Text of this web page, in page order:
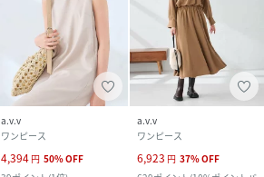
a.v.v
ワンピース
4,394 円 50%OFF
a.v.v
ワンピース
6,923 円 37%OFF